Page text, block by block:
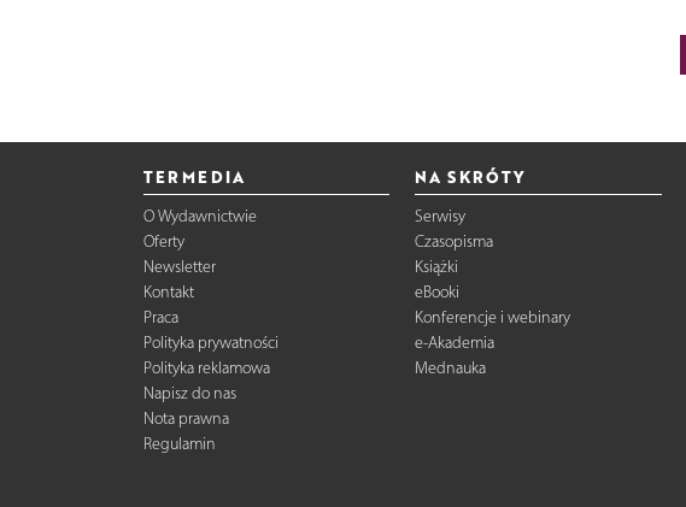
TERMEDIA
O Wydawnictwie
Oferty
Newsletter
Kontakt
Praca
Polityka prywatności
Polityka reklamowa
Napisz do nas
Nota prawna
Regulamin
NA SKRÓTY
Serwisy
Czasopisma
Książki
eBooki
Konferencje i webinary
e-Akademia
Mednauka